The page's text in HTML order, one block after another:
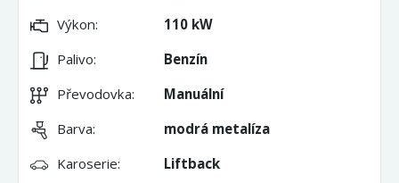
Výkon:
110 kW
Palivo:
Benzín
Převodovka:
Manuální
Barva:
modrá metalíza
Karoserie:
Liftback